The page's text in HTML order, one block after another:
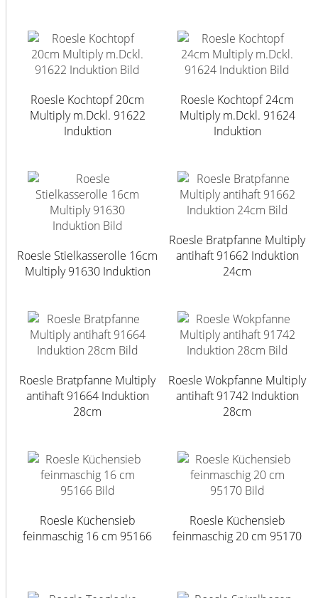
Roesle Kochtopf 20cm
Multiply m.Dckl. 91622
Induktion
Roesle Kochtopf 24cm
Multiply m.Dckl. 91624
Induktion
Roesle Stielkasserolle 16cm
Multiply 91630 Induktion
Roesle Bratpfanne Multiply
antihaft 91662 Induktion
24cm
Roesle Bratpfanne Multiply
antihaft 91664 Induktion
28cm
Roesle Wokpfanne Multiply
antihaft 91742 Induktion
28cm
Roesle Küchensieb
feinmaschig 16 cm 95166
Roesle Küchensieb
feinmaschig 20 cm 95170